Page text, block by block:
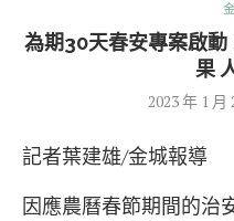
為期30天春安專案啟
果
2023 年 1 月
記者葉建雄/金城報導
因應農曆春節期間的治